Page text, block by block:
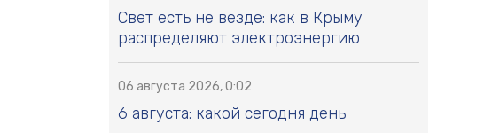
Свет есть не везде: как в Крыму
распределяют электроэнергию
06 августа 2026, 0:02
6 августа: какой сегодня день